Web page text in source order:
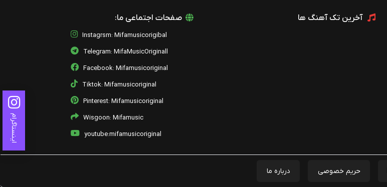
آخرین تک آهنگ ها صفحات اجتماعی ما:
Instagrsm: Mifamusicorigibal
Telegram: MifaMusicOriginall
Facebook: Mifamusicoriginal
Tiktok: Mifamusicoriginal
Pinterest: Mifamusicoriginal
Wisgoon: Mifamusic
youtube:mifamusicoriginal
حریم خصوصی درباره ما
اینستاگرام